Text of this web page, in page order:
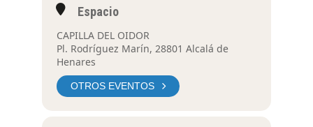
Espacio
CAPILLA DEL OIDOR
Pl. Rodríguez Marín, 28801 Alcalá de
Henares
OTROS EVENTOS